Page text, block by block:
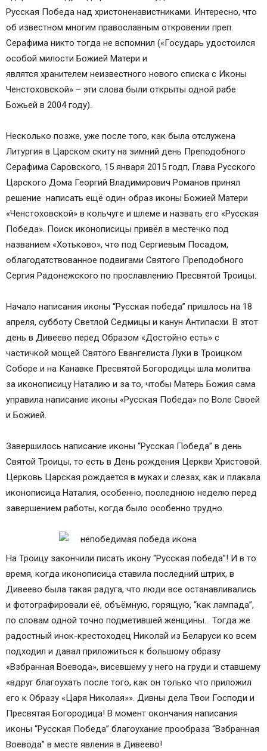
Русская Победа над христоненавистниками. Интересно, что
об известном многим православным откровении преп.
Серафима никто тогда не вспомнил («Государь удостоился
особой милости Божией Матери и
являтся хранителем неизвестного нового списка с Иконы
Ченстоховской» – эти слова были открыты одной рабе
Божьей в 2004 году).
Несколько позже, уже после того, как была отслужена
Литургия в Царском скиту на зимний день Преподобного
Серафима Саровского, 15 января 2015 годп, Глава Русского
Царского Дома Георгий Владимирович Романов принял
решение написать ещё один образ иконы Божией Матери
«Ченстоховской» в кольчуге и шлеме и назвать его «Русская
Победа». Поиск иконописицы привёл в местечко под
названием «Хотьково», что под Сергиевым Посадом,
облагодатствованное подвигами Святого Преподобного
Сергия Радонежского по прославлению Пресвятой Троицы.
Начало написания иконы “Русская победа” пришлось на 18
апреля, субботу Светлой Седмицы и канун Антипасхи. В этот
день в Дивеево перед Образом «Достойно есть» с
частичкой мощей Святого Евангелиста Луки в Троицком
Соборе и на Канавке Пресвятой Богородицы шла молитва
за иконописицу Наталию и за то, чтобы Матерь Божия сама
управила написание иконы «Русская Победа» по Воле Своей
и Божией.
Завершилось написание иконы “Русская Победа” в день
Святой Троицы, то есть в День рождения Церкви Христовой.
Церковь Царская рождается в муках и слезах, как и плакала
иконописица Наталия, особенно, последнюю неделю перед
завершением работы, когда было особенно трудно.
На Троицу закончили писать икону “Русская победа”! И в то
время, когда иконописица ставила последний штрих, в
Дивеево была такая радуга, что люди все останавливались
и фотографировали её, объёмную, горящую, “как лампада”,
по словам одной точно подметившей женщины… Тогда же
радостный инок-крестоходец Николай из Беларуси ко всем
подходил и давал приложиться к большому образу
«Взбранная Воевода», висевшему у него на груди и ставшему
«вдруг благоухать после того, как он только что приложил
его к Образу «Царя Николая»». Дивны дела Твои Господи и
Пресвятая Богородица! В момент окончания написания
иконы “Русская Победа” благоухание прообраза “Взбранная
Воевода” в месте явления в Дивеево!